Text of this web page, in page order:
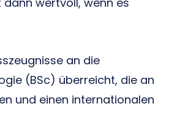
an die
(BSc) überreicht, die an
und einen internationalen